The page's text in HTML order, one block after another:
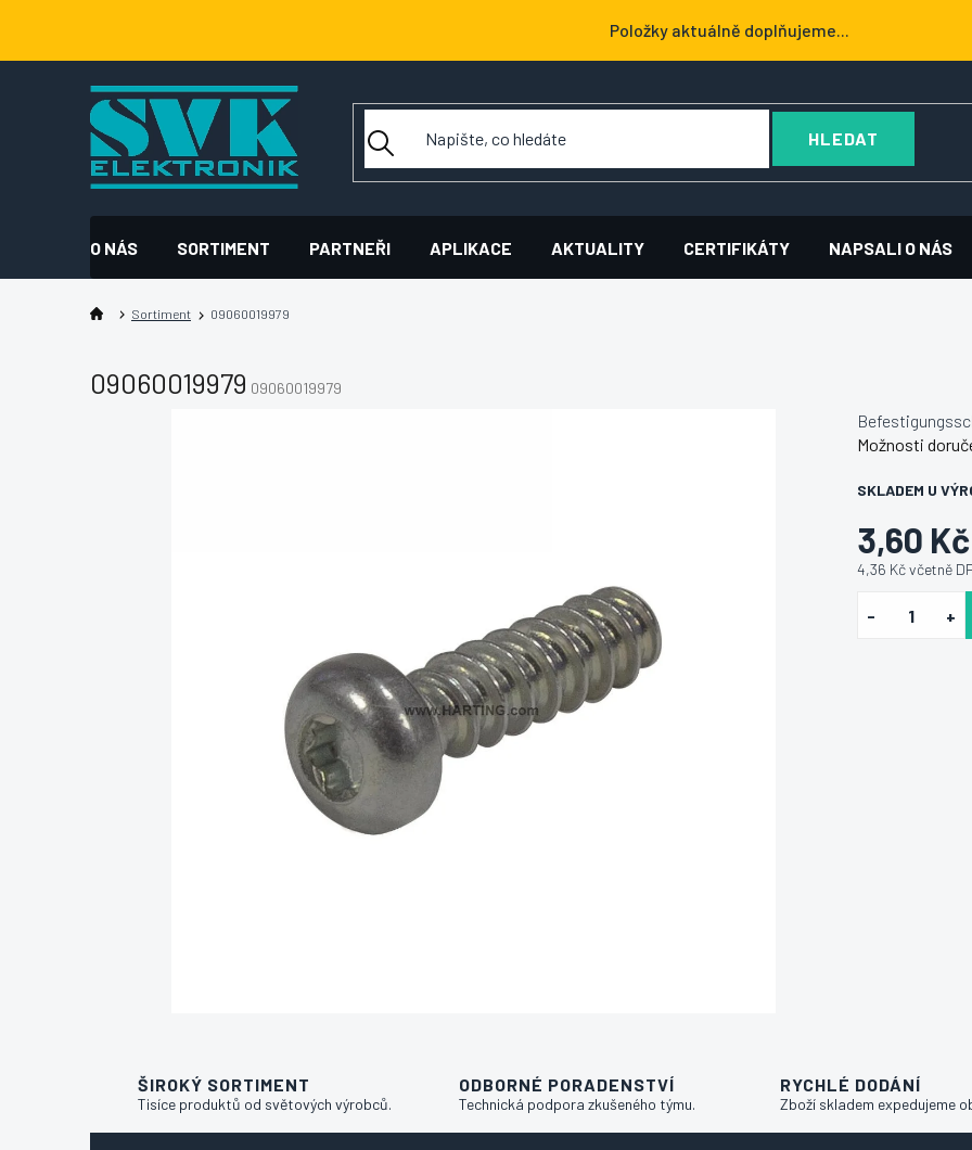
obsah
Položky aktuálně doplňujeme...
HLEDAT
O NÁS SORTIMENT PARTNEŘI APLIKACE AKTUALITY CERTIFIKÁTY NAPSALI O NÁS
Sortiment 09060019979
09060019979 09060019979
3,60 Kč
4,36 Kč včetně
SKLADEM U
Možnosti
ŠIROKÝ SORTIMENT
Tisíce produktů od světových výrobců.
ODBORNÉ PORADENSTVÍ
Technická podpora zkušeného týmu.
RYCHLÉ DODÁNÍ
Zboží skladem expedujeme